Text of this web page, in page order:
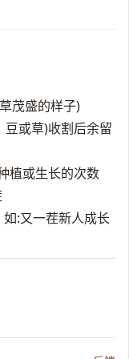
茂盛的样子)
或草)收割后余留
植或生长的次数
:又一茬新人成长